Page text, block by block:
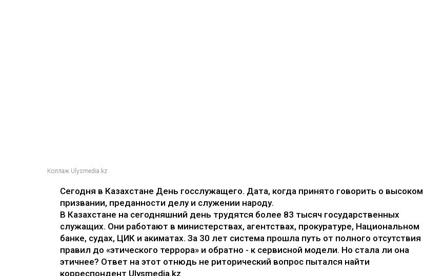
Коллаж Ulysmedia.kz
Сегодня в Казахстане День госслужащего. Дата, когда принято говорить о высоком
призвании, преданности делу и служении народу.
В Казахстане на сегодняшний день трудятся более 83 тысяч государственных
служащих. Они работают в министерствах, агентствах, прокуратуре, Национальном
банке, судах, ЦИК и акиматах. За 30 лет система прошла путь от полного отсутствия
правил до «этического террора» и обратно - к сервисной модели. Но стала ли она
этичнее? Ответ на этот отнюдь не риторический вопрос пытался найти
корреспондент Ulysmedia.kz